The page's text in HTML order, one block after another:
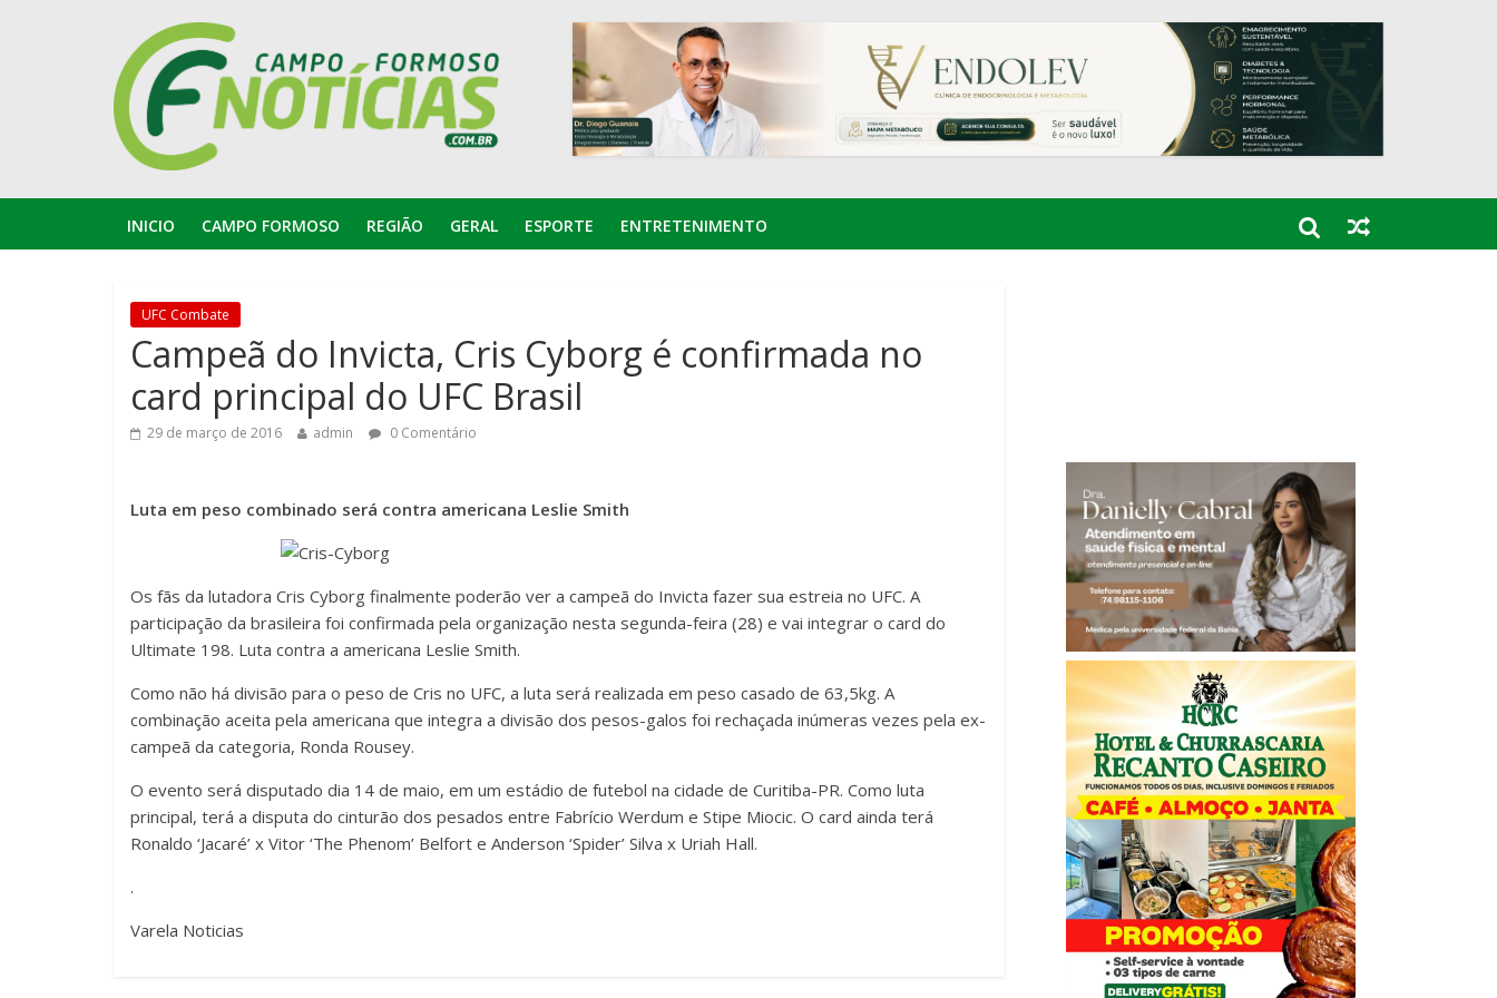
INICIO CAMPO FORMOSO REGIÃO GERAL ESPORTE ENTRETENIMENTO
UFC Combate
Campeã do Invicta, Cris Cyborg é confirmada no
card principal do UFC Brasil
29 de março de 2016 admin 0 Comentário
Luta em peso combinado será contra americana Leslie Smith
Os fãs da lutadora Cris Cyborg finalmente poderão ver a campeã do Invicta fazer sua estreia no UFC. A
participação da brasileira foi confirmada pela organização nesta segunda-feira (28) e vai integrar o card do
Ultimate 198. Luta contra a americana Leslie Smith.
Como não há divisão para o peso de Cris no UFC, a luta será realizada em peso casado de 63,5kg. A
combinação aceita pela americana que integra a divisão dos pesos-galos foi rechaçada inúmeras vezes pela ex-
campeã da categoria, Ronda Rousey.
O evento será disputado dia 14 de maio, em um estádio de futebol na cidade de Curitiba-PR. Como luta
principal, terá a disputa do cinturão dos pesados entre Fabrício Werdum e Stipe Miocic. O card ainda terá
Ronaldo ‘Jacaré’ x Vitor ‘The Phenom’ Belfort e Anderson ‘Spider’ Silva x Uriah Hall.
.
Varela Noticias